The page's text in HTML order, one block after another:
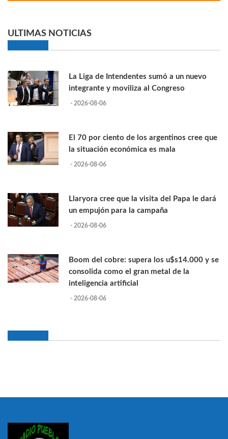
ULTIMAS NOTICIAS
La Liga de Intendentes sumó a un nuevo
integrante y moviliza al Congreso
- 2026-08-06
El 70 por ciento de los argentinos cree que
la situación económica es mala
- 2026-08-06
Llaryora cree que la visita del Papa le dará
un empujón para la campaña
- 2026-08-06
Boom del cobre: supera los u$s14.000 y se
consolida como el gran metal de la
inteligencia artificial
- 2026-08-06